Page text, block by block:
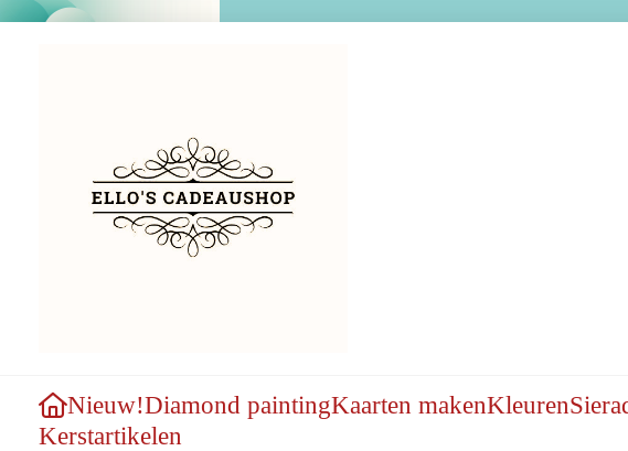
Nieuw!Diamond paintingKaarten makenKleuren
Kerstartikelen